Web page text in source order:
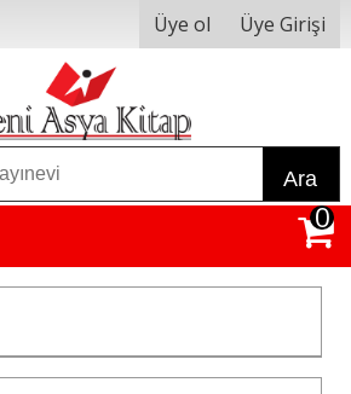
Üye ol Üye Girişi
Ara
0